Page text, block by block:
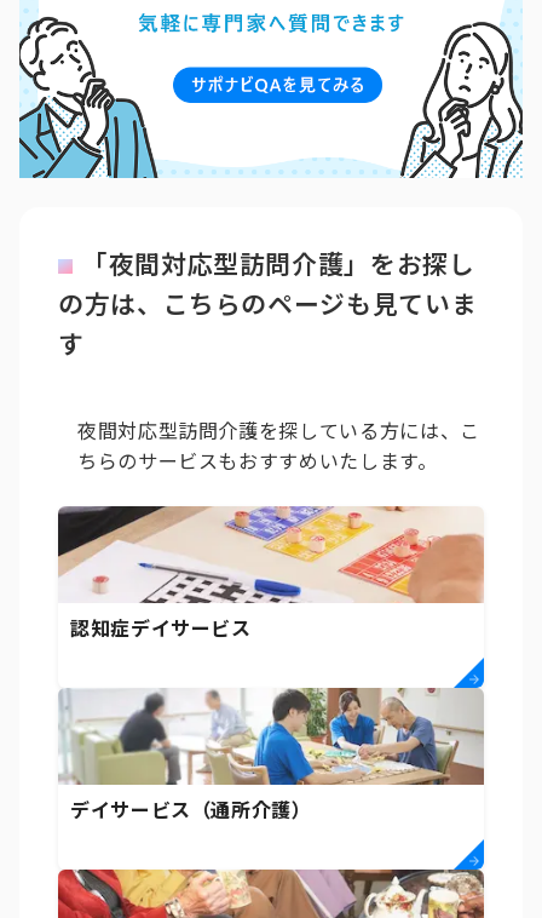
「夜間対応型訪問介護」をお探し
の方は、こちらのページも見ていま
す
夜間対応型訪問介護を探している方には、こ
ちらのサービスもおすすめいたします。
認知症デイサービス
デイサービス（通所介護）